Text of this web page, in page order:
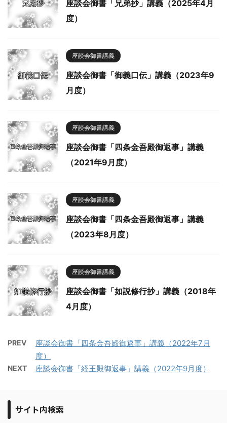
座談会御書「兄弟抄」講義（2025年4月
度）
座談会御書講義
座談会御書「御義口伝」講義（2023年9
月度）
座談会御書講義
座談会御書「四条金吾殿御返事」講義
（2021年9月度）
座談会御書講義
座談会御書「四条金吾殿御返事」講義
（2023年8月度）
座談会御書講義
座談会御書「如説修行抄」講義（2018年
4月度）
PREV
座談会御書「四条金吾殿御返事」講義（2022年7月
度）
NEXT 座談会御書「経王殿御返事」講義（2022年9月度）
サイト内検索